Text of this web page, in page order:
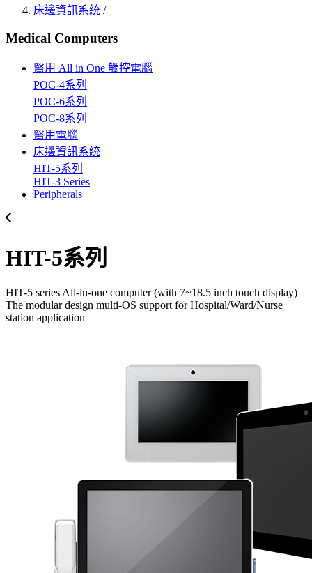
床邊資訊系統 /
Medical Computers
醫用 All in One 觸控電腦
POC-4系列
POC-6系列
POC-8系列
醫用電腦
床邊資訊系統
HIT-5系列
HIT-3 Series
Peripherals
HIT-5系列
HIT-5 series All-in-one computer (with 7~18.5 inch touch display)
The modular design multi-OS support for Hospital/Ward/Nurse
station application